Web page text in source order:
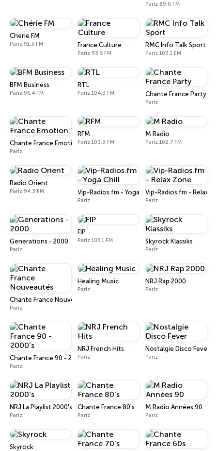
Pariz 89.0 FM
Chérie FM
Pariz 91.3 FM France Culture
Pariz 93.5 FM
RMC Info Talk Sport
Pariz 103.1 FM
BFM Business
Pariz 96.4 FM
RTL
Pariz 104.3 FM Chante France Party
Pariz
Chante France Emotion
Pariz
RFM
Pariz 103.9 FM
M Radio
Pariz 102.7 FM
Radio Orient
Pariz 94.3 FM Vip-Radios.fm - Yoga Chill
Pariz
Vip-Radios.fm - Relax
Pariz
Generations - 2000
Pariz
FIP
Pariz 105.1 FM Skyrock Klassiks
Pariz
Chante France Nouveautés
Pariz
Healing Music
Pariz
NRJ Rap 2000
Pariz
Chante France 90 - 2000's
Pariz
NRJ French Hits
Pariz
Nostalgie Disco Fever
Pariz
NRJ La Playlist 2000's
Pariz
Chante France 80's
Pariz
M Radio Années 90
Pariz
Skyrock